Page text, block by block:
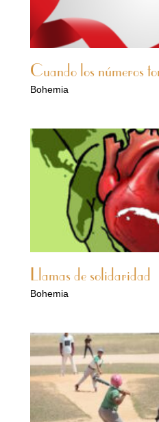
Cuando los números
Bohemia
Llamas de solidaridad
Bohemia